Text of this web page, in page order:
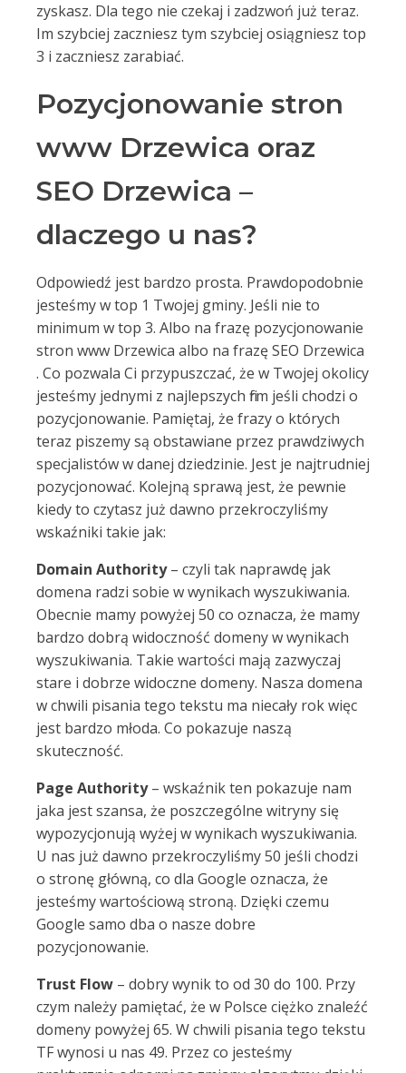
zyskasz. Dla tego nie czekaj i zadzwoń już teraz.
Im szybciej zaczniesz tym szybciej osiągniesz top
3 i zaczniesz zarabiać.
Pozycjonowanie stron
www Drzewica oraz
SEO Drzewica –
dlaczego u nas?
Odpowiedź jest bardzo prosta. Prawdopodobnie
jesteśmy w top 1 Twojej gminy. Jeśli nie to
minimum w top 3. Albo na frazę pozycjonowanie
stron www Drzewica albo na frazę SEO Drzewica
. Co pozwala Ci przypuszczać, że w Twojej okolicy
jesteśmy jednymi z najlepszych firm jeśli chodzi o
pozycjonowanie. Pamiętaj, że frazy o których
teraz piszemy są obstawiane przez prawdziwych
specjalistów w danej dziedzinie. Jest je najtrudniej
pozycjonować. Kolejną sprawą jest, że pewnie
kiedy to czytasz już dawno przekroczyliśmy
wskaźniki takie jak:
Domain Authority– czyli tak naprawdę jak
domena radzi sobie w wynikach wyszukiwania.
Obecnie mamy powyżej 50 co oznacza, że mamy
bardzo dobrą widoczność domeny w wynikach
wyszukiwania. Takie wartości mają zazwyczaj
stare i dobrze widoczne domeny. Nasza domena
w chwili pisania tego tekstu ma niecały rok więc
jest bardzo młoda. Co pokazuje naszą
skuteczność.
Page Authority– wskaźnik ten pokazuje nam
jaka jest szansa, że poszczególne witryny się
wypozycjonują wyżej w wynikach wyszukiwania.
U nas już dawno przekroczyliśmy 50 jeśli chodzi
o stronę główną, co dla Google oznacza, że
jesteśmy wartościową stroną. Dzięki czemu
Google samo dba o nasze dobre
pozycjonowanie.
Trust Flow – dobry wynik to od 30 do 100. Przy
czym należy pamiętać, że w Polsce ciężko znaleźć
domeny powyżej 65. W chwili pisania tego tekstu
TF wynosi u nas 49. Przez co jesteśmy